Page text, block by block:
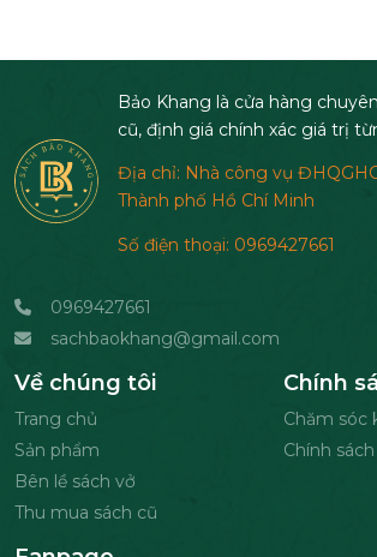
Bảo Khang là cửa hàng
cũ, định giá chính xác giá trị
Địa chỉ: Nhà công vụ
Thành phố Hồ Chí Minh
Số điện thoại: 0969427661
0969427661
sachbaokhang@gmail.com
Về chúng tôi
Trang chủ
Sản phẩm
Bên lề sách vở
Thu mua sách cũ
Chính
Chăm sóc
Chính